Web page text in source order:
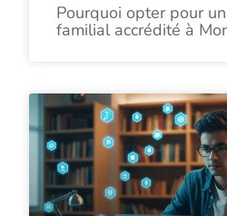
Pourquoi opter pour
familial accrédité à